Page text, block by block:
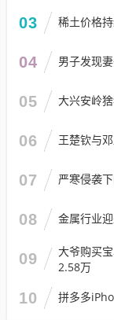
03 稀土价格
04 男子发现
05 大兴安岭
06 王楚钦与
07 严寒侵袭
08 金属行业
09
大爷购买
2.58万
10 拼多多